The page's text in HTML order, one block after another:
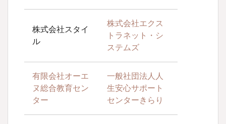
株式会社スタイ
ル
株式会社エクス
トラネット・シ
ステムズ
有限会社オーエ
ヌ総合教育セン
ター
一般社団法人人
生安心サポート
センターきらり